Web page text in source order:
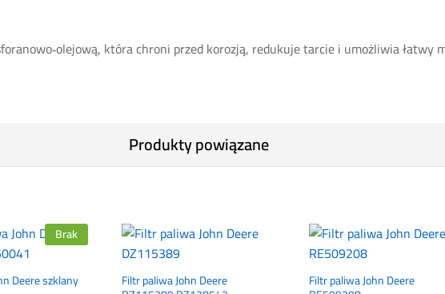
która chroni przed korozją, redukuje tarcie i umożliwia łatwy
Produkty powiązane
Brak
Deere szklany Filtr paliwa John Deere Filtr paliwa John Deere